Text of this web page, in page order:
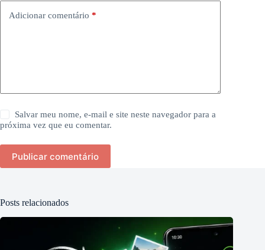
Adicionar comentário *
Salvar meu nome, e-mail e site neste navegador para a
próxima vez que eu comentar.
Publicar comentário
Posts relacionados